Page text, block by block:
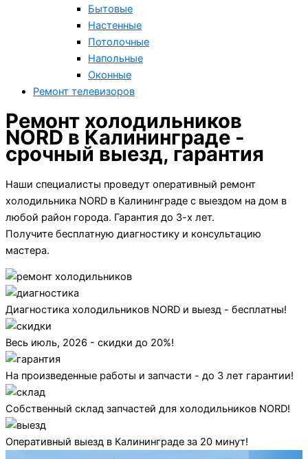
Бытовые
Настенные
Потолочные
Напольные
Оконные
Ремонт телевизоров
Ремонт холодильников
NORD в Калининграде -
срочный выезд, гарантия
Наши специалисты проведут оперативный ремонт
холодильника NORD в Калининграде с выездом на дом в
любой район города. Гарантия до 3-х лет.
Получите бесплатную диагностику и консультацию
мастера.
Диагностика холодильников NORD и выезд - бесплатны!
Весь июль, 2026 - скидки до 20%!
На произведенные работы и запчасти - до 3 лет гарантии!
Собственный склад запчастей для холодильников NORD!
Оперативный выезд в Калининграде за 20 минут!